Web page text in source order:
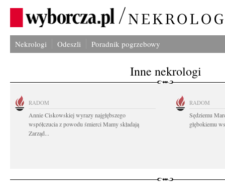
Nekrologi Odeszli Poradnik pogrzebowy
Inne nekrologi
RADOM
Annie Ciskowskiej wyrazy najgłębszego
współczucia z powodu śmierci Mamy składają
Zarząd...
RADOM
Sędziemu
głębokiemu